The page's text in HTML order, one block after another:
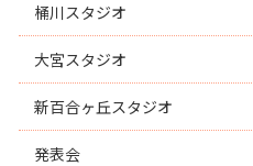
桶川スタジオ
大宮スタジオ
新百合ヶ丘スタジオ
発表会